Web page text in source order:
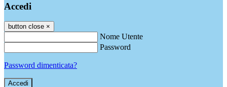
Accedi
button close ×
Nome Utente
Password
Password dimenticata?